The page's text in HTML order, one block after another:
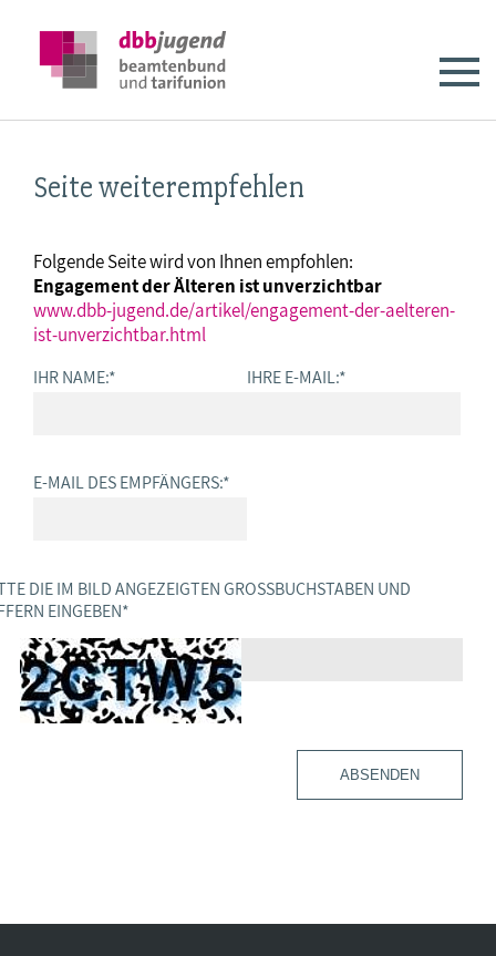
Seite weiterempfehlen
Folgende Seite wird von Ihnen empfohlen:
Engagement der Älteren ist unverzichtbar
www.dbb-jugend.de/artikel/engagement-der-aelteren-
ist-unverzichtbar.html
IHR NAME:* IHRE E-MAIL:*
E-MAIL DES EMPFÄNGERS:*
DIE IM BILD ANGEZEIGTEN GROSSBUCHSTABEN UND Z
EINGEBEN *
ABSENDEN